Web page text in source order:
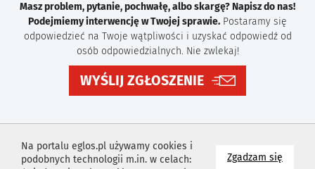
Zgadzam się
Na portalu eglos.pl używamy cookies i
podobnych technologii m.in. w celach:
Masz problem, pytanie, pochwałę, albo skargę? Napisz do nas!
Podejmiemy interwencję w Twojej sprawie. Postaramy się
odpowiedzieć na Twoje wątpliwości i uzyskać odpowiedź od
osób odpowiedzialnych. Nie zwlekaj!
WYŚLIJ ZGŁOSZENIE